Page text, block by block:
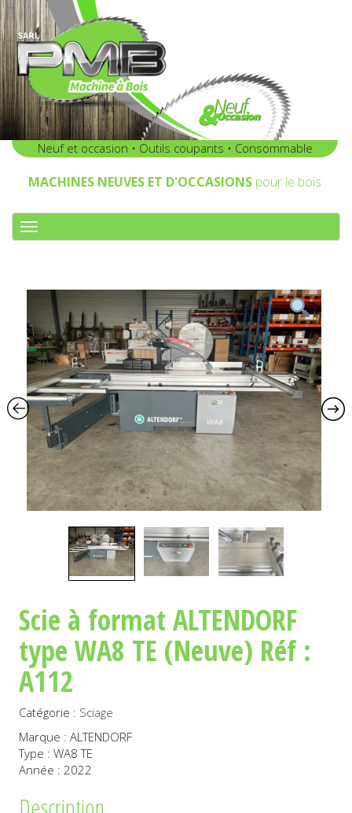
Neuf et occasion • Outils coupants • Consommable
MACHINES NEUVES ET D'OCCASIONS pour le bois
F
C
H
E
R
L
A
N
V
I
T
I
O
N
Scie à format ALTENDORF
type WA8 TE (Neuve) Réf :
A112
Catégorie : Sciage
Marque : ALTENDORF
Type : WA8 TE
Année : 2022